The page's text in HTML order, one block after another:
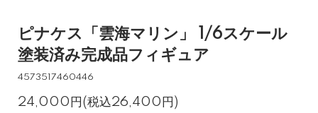
ピナケス「雲海マリン」 1/6スケール
塗装済み完成品フィギュア
4573517460446
24,000円(税込26,400円)